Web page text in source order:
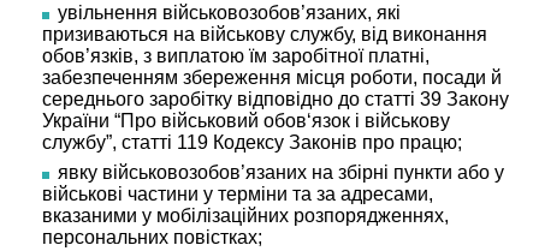
увільнення військовозобов’язаних, які
призиваються на військову службу, від виконання
обов’язків, з виплатою їм заробітної платні,
забезпеченням збереження місця роботи, посади й
середнього заробітку відповідно до статті 39 Закону
України “Про військовий обов‘язок і військову
службу”, статті 119 Кодексу Законів про працю;
явку військовозобов’язаних на збірні пункти або у
військові частини у терміни та за адресами,
вказаними у мобілізаційних розпорядженнях,
персональних повістках;